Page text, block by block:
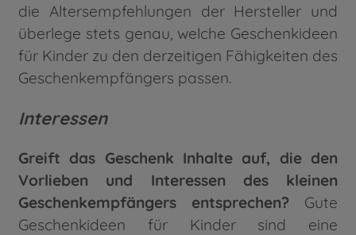
die Altersempfehlungen der Hersteller und
überlege stets genau, welche Geschenkideen
für Kinder zu den derzeitigen Fähigkeiten des
Geschenkempfängers passen.
Interessen
Greift das Geschenk Inhalte auf, die den
Vorlieben und Interessen des kleinen
Geschenkempfängers entsprechen? Gute
Geschenkideen für Kinder sind eine